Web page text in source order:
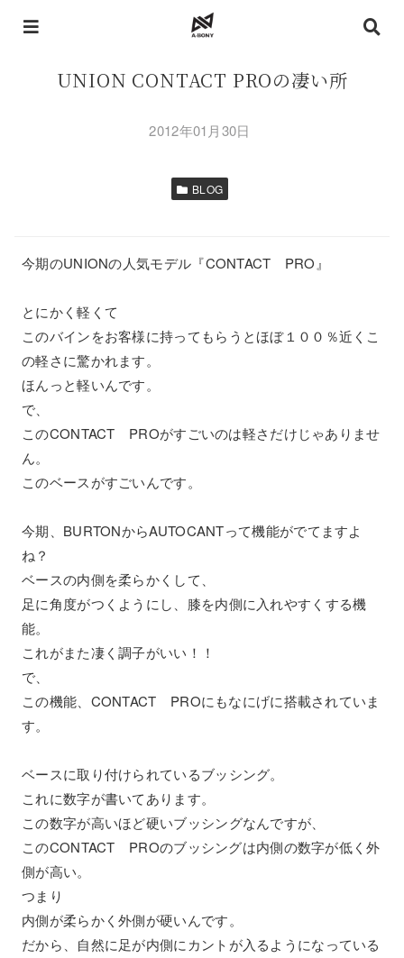
UNION CONTACT PROの凄い所
2012年01月30日
BLOG
今期のUNIONの人気モデル『CONTACT PRO』
とにかく軽くて
このバインをお客様に持ってもらうとほぼ１００％近くこ
の軽さに驚かれます。
ほんっと軽いんです。
で、
このCONTACT PROがすごいのは軽さだけじゃありませ
ん。
このベースがすごいんです。
今期、BURTONからAUTOCANTって機能がでてますよ
ね？
ベースの内側を柔らかくして、
足に角度がつくようにし、膝を内側に入れやすくする機
能。
これがまた凄く調子がいい！！
で、
この機能、CONTACT PROにもなにげに搭載されていま
す。
ベースに取り付けられているブッシング。
これに数字が書いてあります。
この数字が高いほど硬いブッシングなんですが、
このCONTACT PROのブッシングは内側の数字が低く外
側が高い。
つまり
内側が柔らかく外側が硬いんです。
だから、自然に足が内側にカントが入るようになっている